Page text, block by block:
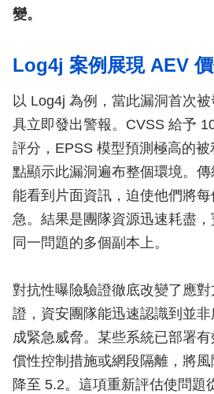
變。
Log4j 案例展現 AEV
以 Log4j 為例，當此漏洞首次
具立即發出警報。CVSS 給予
評分，EPSS 模型預測極高的
點顯示此漏洞遍布整個環境。
能看到片面資訊，迫使他們將
急。結果是團隊資源迅速耗盡
同一問題的多個副本上。
對抗性曝險驗證徹底改變了應
證，資安團隊能迅速認識到並
成緊急威脅。某些系統已部署
償性控制措施或網段隔離，將
降至 5.2。這項重新評估使問題